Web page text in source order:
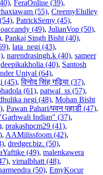
, FeraOnline (39),
(55), CreemyElulley
, PatrickSemy (45),
(49), JulianVop (50),
, Pankaj Singh Bisht (40),
, lata_negi (43),
, narendrasingh.k (40), sameer
deepikakholia (40), Santosh
Uniyal (64),
(45),विनोद सिंह गढ़िया (37),
(61), patwal_ss (57),
negi (48), Mohan Bisht
, Pawan Pahari/पवन पहाडी (47),
Indian" (37),
, prakashpcm29 (41),
, AAMilissfoom (42),
, dredger.biz. (50),
(49), malenkawera
, vimalbhatt (48),
(50), EmyKocur